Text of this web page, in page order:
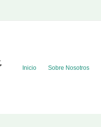
Inicio Sobre Nosotros